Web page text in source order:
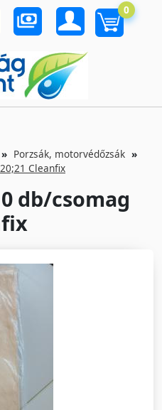
0
Porzsák, motorvédőzsák
Cleanfix
db/csomag